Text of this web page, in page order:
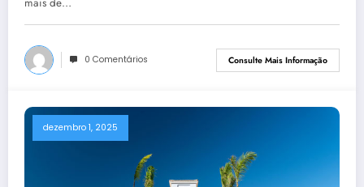
mais de…
0 Comentários Consulte Mais Informação
dezembro 1, 2025